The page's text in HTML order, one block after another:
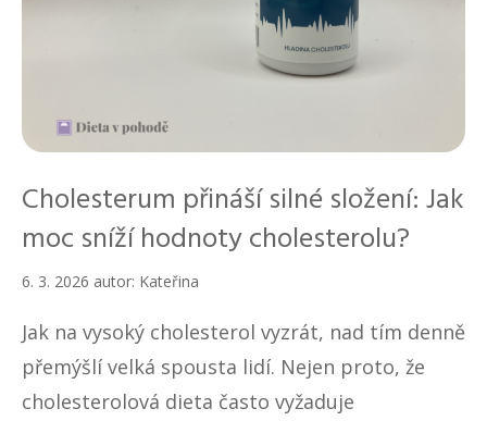
Cholesterum přináší silné složení: Jak
moc sníží hodnoty cholesterolu?
6. 3. 2026 autor: Kateřina
Jak na vysoký cholesterol vyzrát, nad tím denně
přemýšlí velká spousta lidí. Nejen proto, že
cholesterolová dieta často vyžaduje